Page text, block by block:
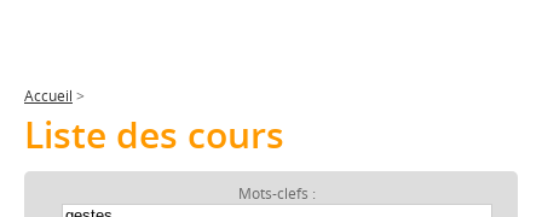
Accueil >
Liste des cours
Mots-clefs :